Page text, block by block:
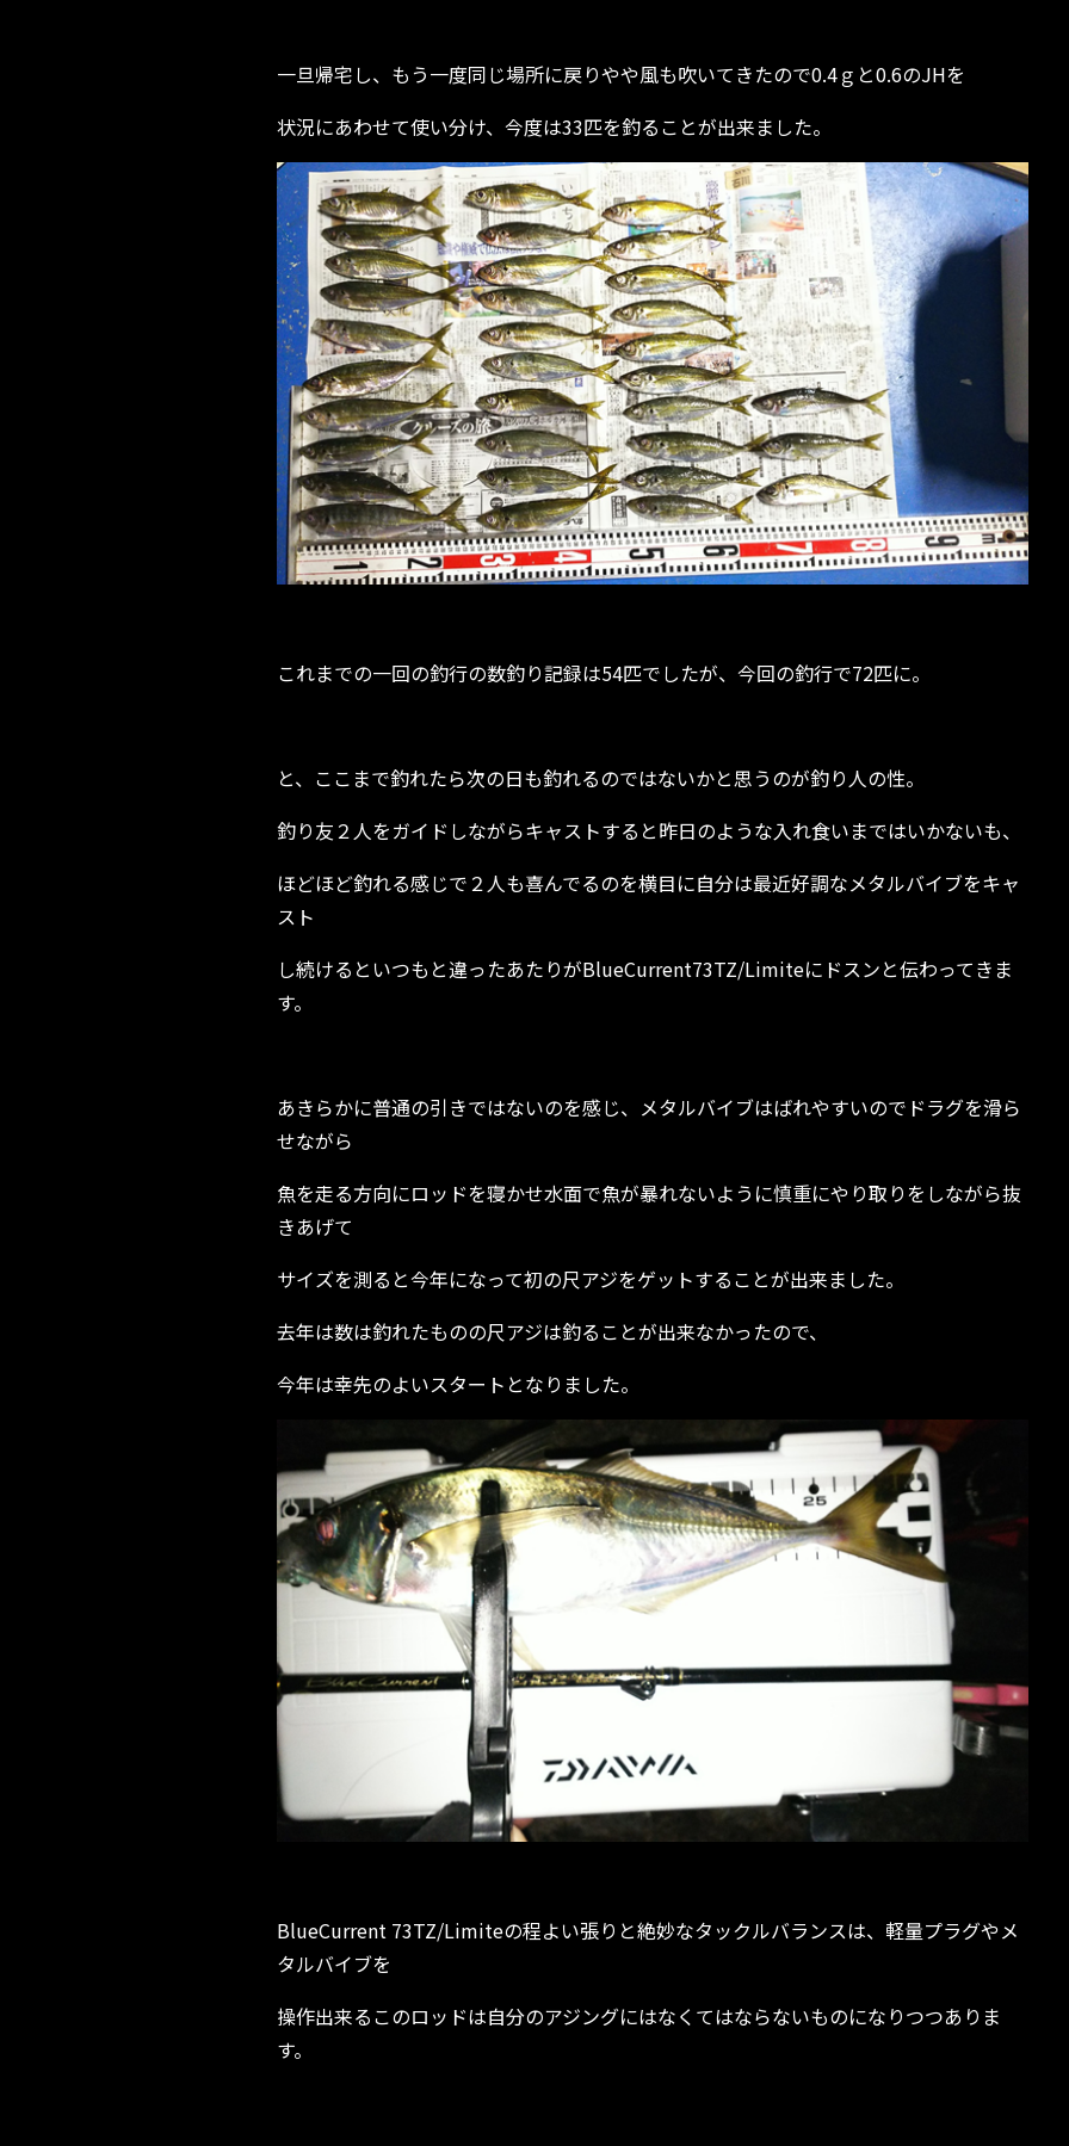
一旦帰宅し、もう一度同じ場所に戻りやや風も吹いてきたので0.4ｇと0.6のJHを
状況にあわせて使い分け、今度は33匹を釣ることが出来ました。
これまでの一回の釣行の数釣り記録は54匹でしたが、今回の釣行で72匹に。
と、ここまで釣れたら次の日も釣れるのではないかと思うのが釣り人の性。
釣り友２人をガイドしながらキャストすると昨日のような入れ食いまではいかないも、
ほどほど釣れる感じで２人も喜んでるのを横目に自分は最近好調なメタルバイブをキャ
スト
し続けるといつもと違ったあたりがBlueCurrent73TZ/Limiteにドスンと伝わってきま
す。
あきらかに普通の引きではないのを感じ、メタルバイブはばれやすいのでドラグを滑ら
せながら
魚を走る方向にロッドを寝かせ水面で魚が暴れないように慎重にやり取りをしながら抜
きあげて
サイズを測ると今年になって初の尺アジをゲットすることが出来ました。
去年は数は釣れたものの尺アジは釣ることが出来なかったので、
今年は幸先のよいスタートとなりました。
BlueCurrent 73TZ/Limiteの程よい張りと絶妙なタックルバランスは、軽量プラグやメ
タルバイブを
操作出来るこのロッドは自分のアジングにはなくてはならないものになりつつありま
す。